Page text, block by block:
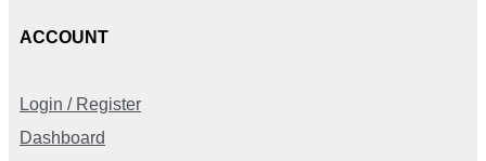
ACCOUNT
Login / Register
Dashboard